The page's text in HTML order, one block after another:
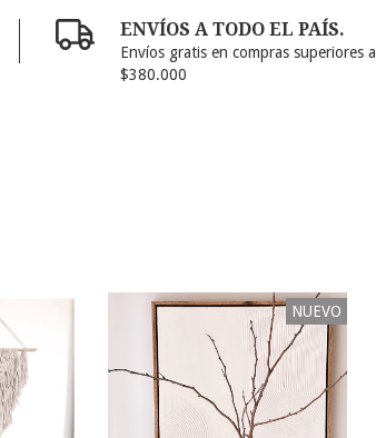
ENVÍOS A TODO EL PAÍS.
Envíos gratis en compras superiores a
$380.000
NUEVO